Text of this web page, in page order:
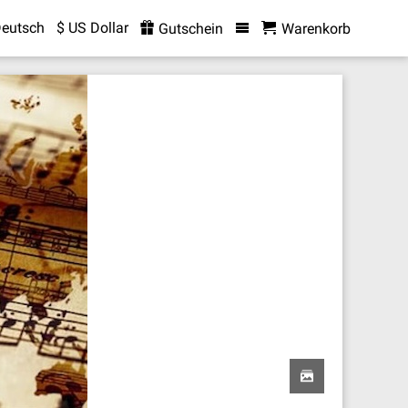
$ US Dollar Gutschein Warenkorb